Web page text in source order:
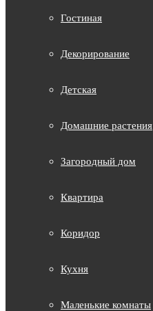
Гостиная
Декорирование
Детская
Домашние растения
Загородный дом
Квартира
Коридор
Кухня
Маленькие комнаты